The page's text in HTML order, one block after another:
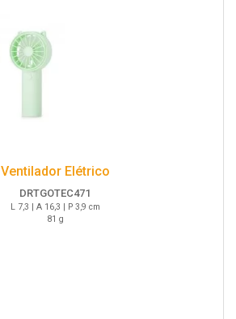
Ventilador Elétrico
DRTGOTEC471
L 7,3 | A 16,3 | P 3,9 cm
81 g